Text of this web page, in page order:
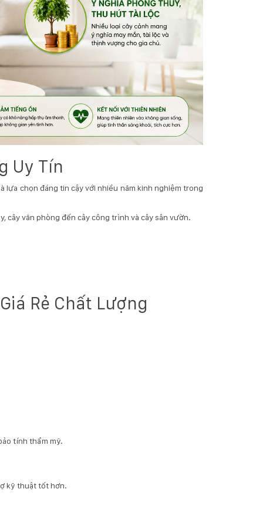
Uy Tín
lựa chọn đáng tin cậy với nhiều năm kinh nghiệm trong
cây văn phòng đến cây công trình và cây sân vườn.
Rẻ Chất Lượng
tính thẩm mỹ.
kỹ thuật tốt hơn.